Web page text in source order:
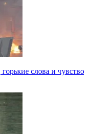
слова и чувство